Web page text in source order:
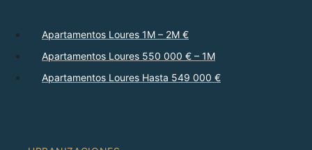
Apartamentos Loures 1M – 2M €
Apartamentos Loures 550 000 € – 1M
Apartamentos Loures Hasta 549 000 €